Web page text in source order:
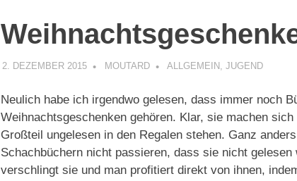
2. DEZEMBER 2015 MOUTARD ALLGEMEIN ,JUGEND
Neulich habe ich irgendwo gelesen, dass immer noch
Weihnachtsgeschenken gehören. Klar, sie machen
Großteil ungelesen in den Regalen stehen. Ganz
Schachbüchern nicht passieren, dass sie nicht
verschlingt sie und man profitiert direkt von ihnen,